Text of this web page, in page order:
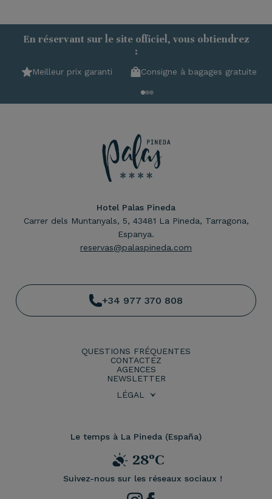
En réservant sur le site officiel, vous obtiendrez
:
Meilleur prix garanti Consigne à bagages gratuite
Hotel Palas Pineda
Carrer dels Muntanyals, 5, 43481 La Pineda, Tarragona,
Espanya.
reservas@palaspineda.com
+34 977 370 808
QUESTIONS FRÉQUENTES
CONTACTEZ
AGENCES
NEWSLETTER
LÉGAL
Le temps à La Pineda (España)
28ºC
Suivez-nous sur les réseaux sociaux !
Instagram
Facebook